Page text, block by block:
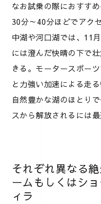
なお試乗の際におすす
30分～40分ほどでアク
中湖や河口湖では、11
には澄んだ快晴の下で
きる。モータースポー
と力強い加速による走
自然豊かな湖のほとり
スから解放されるには
それぞれ異なる
ームもしくはシ
ィラ